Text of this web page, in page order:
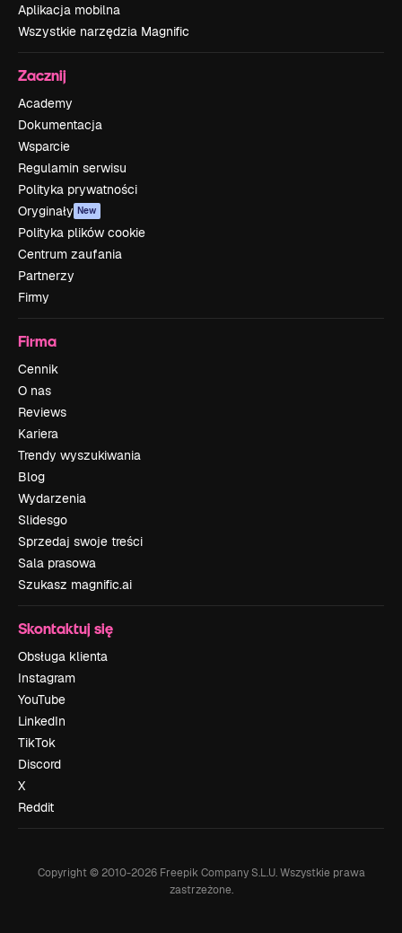
Aplikacja mobilna
Wszystkie narzędzia Magnific
Zacznij
Academy
Dokumentacja
Wsparcie
Regulamin serwisu
Polityka prywatności
Oryginały New
Polityka plików cookie
Centrum zaufania
Partnerzy
Firmy
Firma
Cennik
O nas
Reviews
Kariera
Trendy wyszukiwania
Blog
Wydarzenia
Slidesgo
Sprzedaj swoje treści
Sala prasowa
Szukasz magnific.ai
Skontaktuj się
Obsługa klienta
Instagram
YouTube
LinkedIn
TikTok
Discord
X
Reddit
Copyright © 2010-2026Freepik Company S.L.U. Wszystkie prawa
zastrzeżone.